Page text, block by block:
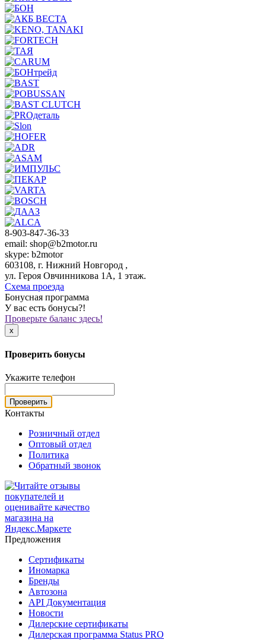
8-903-847-36-33
email: shop@b2motor.ru
skype: b2motor
603108, г. Нижний Новгород ,
ул. Героя Овчинникова 1А, 1 этаж.
Схема проезда
Бонусная программа
У вас есть бонусы?!
Проверьте баланс здесь!
x
Проверить бонусы
Укажите телефон
Проверить
Контакты
Розничный отдел
Оптовый отдел
Политика
Обратный звонок
Предложения
Сертификаты
Иномарка
Бренды
Автозона
API Документация
Новости
Дилерские сертификаты
Дилерская программа Status PRO